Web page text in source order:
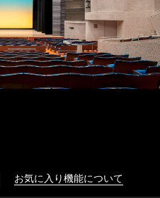
お気に入り機能について